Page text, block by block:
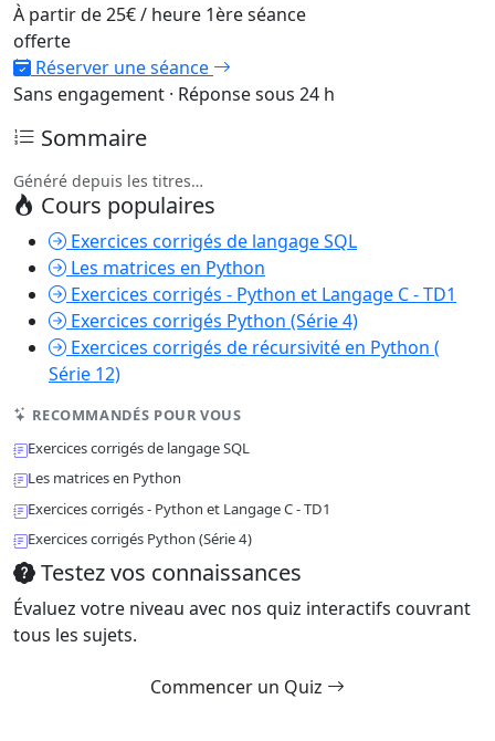
À partir de25€/ heure 1ère séance
offerte
Réserver une séance
Sans engagement · Réponse sous 24 h
Sommaire
Généré depuis les titres…
Cours populaires
Exercices corrigés de langage SQL
Les matrices en Python
Exercices corrigés - Python et Langage C - TD1
Exercices corrigés Python (Série 4)
Exercices corrigés de récursivité en Python (
Série 12)
RECOMMANDÉS POUR VOUS
Exercices corrigés de langage SQL
Les matrices en Python
Exercices corrigés - Python et Langage C - TD1
Exercices corrigés Python (Série 4)
Testez vos connaissances
Évaluez votre niveau avec nos quiz interactifs couvrant
tous les sujets.
Commencer un Quiz